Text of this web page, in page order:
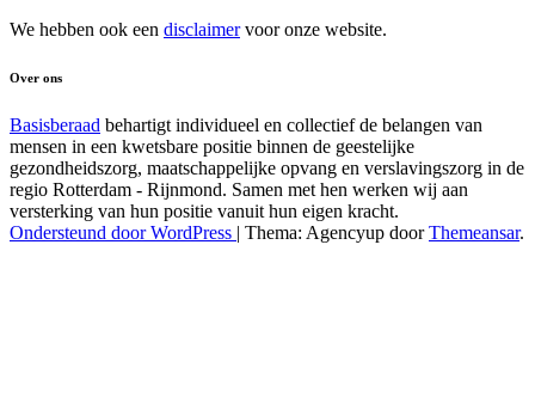
We hebben ook een disclaimervoor onze website.
Over ons
Basisberaad behartigt individueel en collectief de belangen van
mensen in een kwetsbare positie binnen de geestelijke
gezondheidszorg, maatschappelijke opvang en verslavingszorg in de
regio Rotterdam - Rijnmond. Samen met hen werken wij aan
versterking van hun positie vanuit hun eigen kracht.
Ondersteund door WordPress | Thema: Agencyup doorThemeansar.